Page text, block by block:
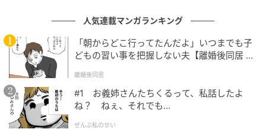
をさらけ出しました。出会ったときの「一目惚れしま
した」という言葉。あれは私の家柄を知った上で、私
を落とすための嘘……？ 私はショックと怒りで混乱し
ました。
その日の夜、夫は私を「地味で冴えない女」と罵倒
し、「倒産寸前の会社に用はない」と離婚を宣言して
人気連載マンガランキング
「朝からどこ行ってたんだよ」いつまでも子
どもの習い事を把握しない夫【離婚後同居 Vo
離婚後同居
#1 お義姉さんたちくるって、私話したよ
ね？ ねぇ、それでも…
ぜんぶ私のせい